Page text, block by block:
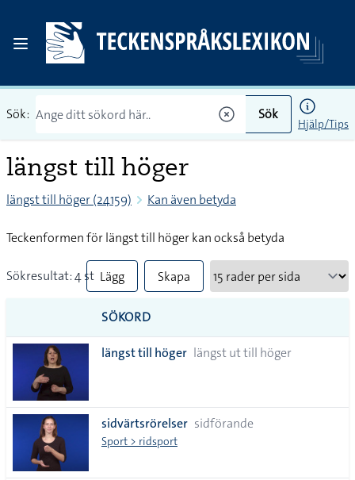
Sök: Sök
Hjälp/Tips
längst till höger
längst till höger (24159) Kan även betyda
Teckenformen för längst till höger kan också betyda
Sökresultat: 4 st Lägg
till
alla i
Skapa
SÖKORD
längst till höger längst ut till höger
sidvärtsrörelser sidförande
Sport > ridsport